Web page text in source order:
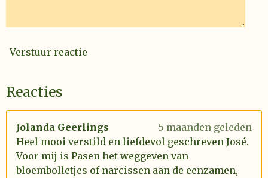
Verstuur reactie
Reacties
Jolanda Geerlings
5 maanden geleden
Heel mooi verstild en liefdevol geschreven José.
Voor mij is Pasen het weggeven van
bloembolletjes of narcissen aan de eenzamen,